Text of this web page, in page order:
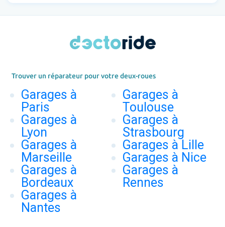
Trouver un réparateur pour votre deux-roues
Garages à
Paris
Garages à
Lyon
Garages à
Marseille
Garages à
Bordeaux
Garages à
Nantes
Garages à
Toulouse
Garages à
Strasbourg
Garages à Lille
Garages à Nice
Garages à
Rennes